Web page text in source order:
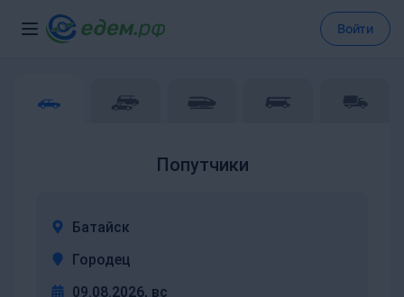
Войти
Попутчики
Батайск
Городец
09.08.2026, вс